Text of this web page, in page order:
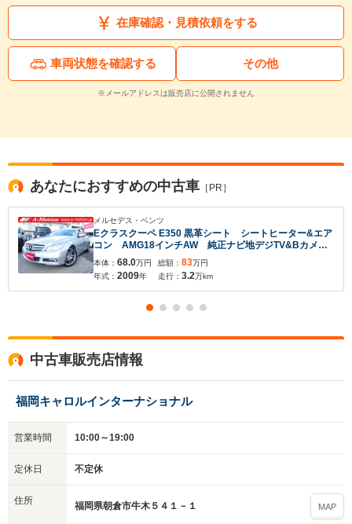
在庫確認・見積依頼をする
車両状態を確認する その他
※メールアドレスは販売店に公開されません
あなたにおすすめの中古車 ［PR］
メルセデス・ベンツ
Eクラスクーペ E350 黒革シート シートヒーター&エア
コン AMG18インチAW 純正ナビ地デジTV&Bカメ
ラ コンビステアリング ドラレコ
本体： 68.0万円
年式： 2009年
総額： 83万円
走行： 3.2万km
中古車販売店情報
福岡キャロルインターナショナル
営業時間 10:00～19:00
定休日 不定休
住所 福岡県朝倉市牛木５４１－１ MAP